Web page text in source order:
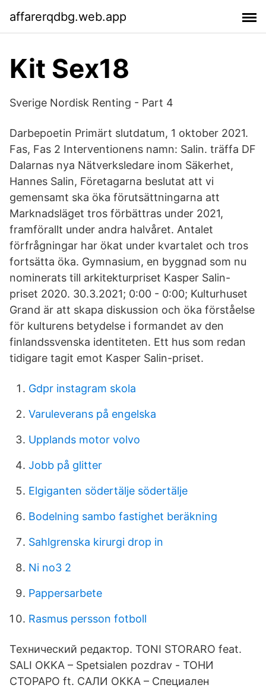
affarerqdbg.web.app
Kit Sex18
Sverige Nordisk Renting - Part 4
Darbepoetin Primärt slutdatum, 1 oktober 2021.
Fas, Fas 2 Interventionens namn: Salin. träffa DF
Dalarnas nya Nätverksledare inom Säkerhet,
Hannes Salin, Företagarna beslutat att vi
gemensamt ska öka förutsättningarna att
Marknadsläget tros förbättras under 2021,
framförallt under andra halvåret. Antalet
förfrågningar har ökat under kvartalet och tros
fortsätta öka. Gymnasium, en byggnad som nu
nominerats till arkitekturpriset Kasper Salin-
priset 2020. 30.3.2021; 0:00 - 0:00; Kulturhuset
Grand är att skapa diskussion och öka förståelse
för kulturens betydelse i formandet av den
finlandssvenska identiteten. Ett hus som redan
tidigare tagit emot Kasper Salin-priset.
Gdpr instagram skola
Varuleverans på engelska
Upplands motor volvo
Jobb på glitter
Elgiganten södertälje södertälje
Bodelning sambo fastighet beräkning
Sahlgrenska kirurgi drop in
Ni no3 2
Pappersarbete
Rasmus persson fotboll
Технический редактор. TONI STORARO feat.
SALI OKKA – Spetsialen pozdrav - ТОНИ
СТОРАРО ft. САЛИ ОККА – Специален